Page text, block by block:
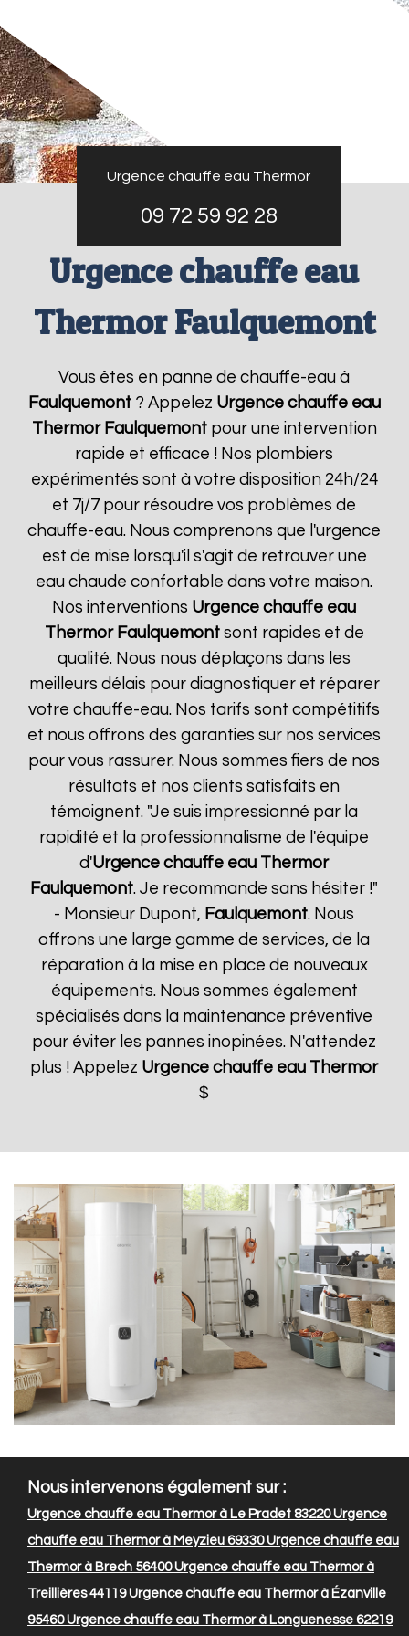
Urgence chauffe eau Thermor
09 72 59 92 28
Urgence chauffe eau
Thermor Faulquemont
Vous êtes en panne de chauffe-eau à
Faulquemont? Appelez Urgence chauffe eau
Thermor Faulquemontpour une intervention
rapide et efficace ! Nos plombiers
expérimentés sont à votre disposition 24h/24
et 7j/7 pour résoudre vos problèmes de
chauffe-eau. Nous comprenons que l'urgence
est de mise lorsqu'il s'agit de retrouver une
eau chaude confortable dans votre maison.
Nos interventions Urgence chauffe eau
Thermor Faulquemontsont rapides et de
qualité. Nous nous déplaçons dans les
meilleurs délais pour diagnostiquer et réparer
votre chauffe-eau. Nos tarifs sont compétitifs
et nous offrons des garanties sur nos services
pour vous rassurer. Nous sommes fiers de nos
résultats et nos clients satisfaits en
témoignent. "Je suis impressionné par la
rapidité et la professionnalisme de l'équipe
d'Urgence chauffe eau Thermor
Faulquemont. Je recommande sans hésiter !"
- Monsieur Dupont, Faulquemont. Nous
offrons une large gamme de services, de la
réparation à la mise en place de nouveaux
équipements. Nous sommes également
spécialisés dans la maintenance préventive
pour éviter les pannes inopinées. N'attendez
plus ! Appelez Urgence chauffe eau Thermor
$
Nous intervenons également sur :
Urgence chauffe eau Thermor à Le Pradet 83220Urgence
chauffe eau Thermor à Meyzieu 69330Urgence chauffe eau
Thermor à Brech 56400Urgence chauffe eau Thermor à
Treillières 44119Urgence chauffe eau Thermor à Ézanville
95460Urgence chauffe eau Thermor à Longuenesse 62219